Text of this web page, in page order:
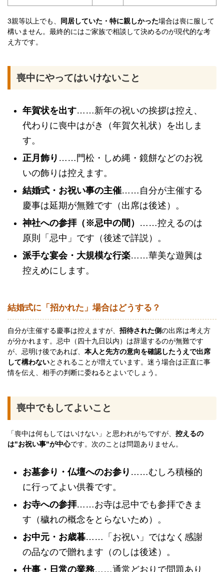
3親等以上でも、 同居していた・特に親しかった場合は喪に服して
構いません。最終的にはご家族で相談して決めるのが現代的な考
え方です。
喪中にやってはいけないこと
年賀状を出す……新年の祝いの挨拶は控え、
代わりに喪中はがき（年賀欠礼状）を出しま
す。
正月飾り ……門松・しめ縄・鏡餅などのお祝
いの飾りは控えます。
結婚式・お祝い事の主催……自分が主催する
慶事は延期が無難です（出席は後述）。
神社への参拝（※忌中の間） ……控えるのは
原則「忌中」です（後述で詳説）。
派手な宴会・大規模な行楽……華美な遊興は
控えめにします。
結婚式に「招かれた」場合はどうする？
自分が主催する慶事は控えますが、 招待された側の出席は考え方
が分かれます。忌中（四十九日以内）は辞退するのが無難です
が、忌明け後であれば、 本人と先方の意向を確認したうえで出席
して構わないとされることが増えています。迷う場合は正直に事
情を伝え、相手の判断に委ねるとよいでしょう。
喪中でもしてよいこと
「喪中は何もしてはいけない」と思われがちですが、 控えるの
は"お祝い事"が中心です。次のことは問題ありません。
お墓参り・仏壇へのお参り ……むしろ積極的
に行ってよい供養です。
お寺への参拝……お寺は忌中でも参拝できま
す（穢れの概念をとらないため）。
お中元・お歳暮……「お祝い」ではなく感謝
の品なので贈れます（のしは後述）。
仕事・日常の業務……通常どおりで問題あり